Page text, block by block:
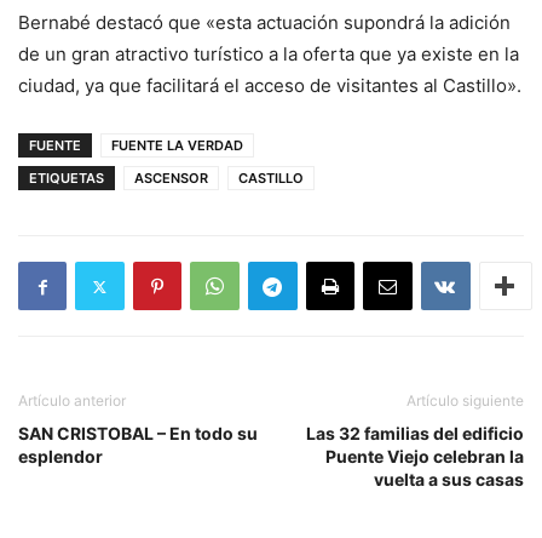
Bernabé destacó que «esta actuación supondrá la adición
de un gran atractivo turístico a la oferta que ya existe en la
ciudad, ya que facilitará el acceso de visitantes al Castillo».
FUENTE
FUENTE LA VERDAD
ETIQUETAS
ASCENSOR CASTILLO
Artículo anterior
SAN CRISTOBAL – En todo su
esplendor
Artículo siguiente
Las 32 familias del edificio
Puente Viejo celebran la
vuelta a sus casas